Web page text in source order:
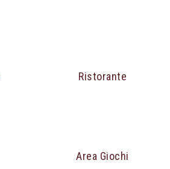
Ristorante
Area Giochi